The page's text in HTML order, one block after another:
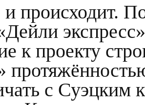
и происходит.
к проекту
с Суэцким